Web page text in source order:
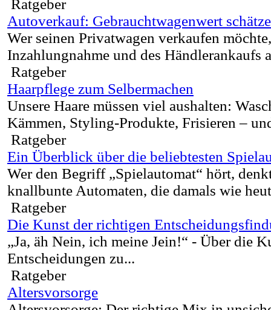
Ratgeber
Autoverkauf: Gebrauchtwagenwert
Wer seinen Privatwagen verkaufen
Inzahlungnahme und des Händlerankaufs
Ratgeber
Haarpflege zum Selbermachen
Unsere Haare müssen viel aushalten:
Kämmen, Styling-Produkte, Frisieren –
Ratgeber
Ein Überblick über die beliebtesten
Wer den Begriff „Spielautomat“ hört,
knallbunte Automaten, die damals wie
Ratgeber
Die Kunst der richtigen
„Ja, äh Nein, ich meine Jein!“ - Über die
Entscheidungen zu...
Ratgeber
Altersvorsorge